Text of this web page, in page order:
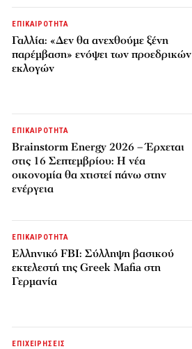
ΕΠΙΚΑΙΡΟΤΗΤΑ
Γαλλία: «Δεν θα ανεχθούμε ξένη
παρέμβαση» ενόψει των προεδρικών
εκλογών
ΕΠΙΚΑΙΡΟΤΗΤΑ
Brainstorm Energy 2026 – Έρχεται
στις 16 Σεπτεμβρίου: Η νέα
οικονομία θα χτιστεί πάνω στην
ενέργεια
ΕΠΙΚΑΙΡΟΤΗΤΑ
Ελληνικό FBI: Σύλληψη βασικού
εκτελεστή της Greek Mafia στη
Γερμανία
ΕΠΙΧΕΙΡΗΣΕΙΣ